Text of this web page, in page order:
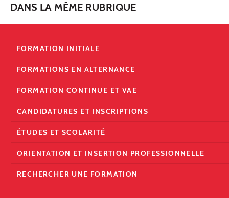
DANS LA MÊME RUBRIQUE
FORMATION INITIALE
FORMATIONS EN ALTERNANCE
FORMATION CONTINUE ET VAE
CANDIDATURES ET INSCRIPTIONS
ÉTUDES ET SCOLARITÉ
ORIENTATION ET INSERTION PROFESSIONNELLE
RECHERCHER UNE FORMATION